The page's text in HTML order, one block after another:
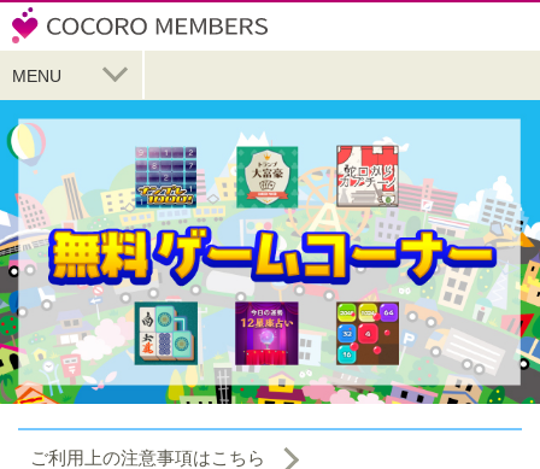
MENU
ご利用上の注意事項はこちら